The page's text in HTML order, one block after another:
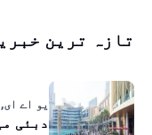
تازہ ترین
یو اے
دبئی